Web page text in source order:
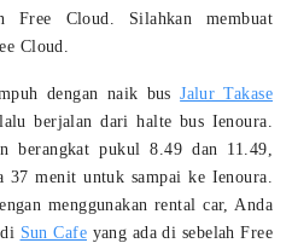
Free Cloud. Silahkan membuat
Cloud.
dengan naik busJalur Takase
berjalan dari halte bus Ienoura.
berangkat pukul 8.49 dan 11.49,
37 menit untuk sampai ke Ienoura.
menggunakan rental car, Anda
Sun Cafe yang ada di sebelah Free